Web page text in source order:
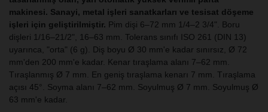
makinesi. Sanayi, metal işleri sanatkarları ve tesisat döşeme
işleri için geliştirilmiştir. Pim dişi 6–72 mm 1/4–2 3/4". Boru
dişleri 1/16–21/2", 16–63 mm. Tolerans sınıfı ISO 261 (DIN 13)
uyarınca, "orta" (6 g). Diş boyu Ø 30 mm'e kadar sınırsız, Ø 72
mm'den 200 mm'e kadar. Kenar tıraşlama alanı 7–62 mm.
Tıraşlanmış Ø 7 mm. En geniş tıraşlama kenarı 7 mm. Tıraşlama
açısı 45°. Soyma alanı 7–62 mm. Soyulmuş Ø 7 mm. Soyulmuş Ø
63 mm'e kadar.